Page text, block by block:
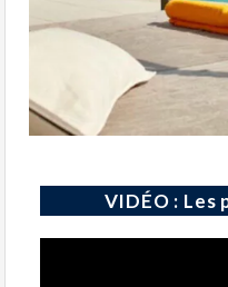
VIDÉO : Les